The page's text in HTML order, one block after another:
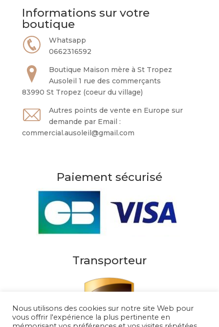
Informations sur votre
boutique
Whatsapp
0662316592
Boutique Maison mère à St Tropez
Ausoleil 1 rue des commerçants
83990 St Tropez (coeur du village)
Autres points de vente en Europe sur
demande par Email :
commercial.ausoleil@gmail.com
Paiement sécurisé
Transporteur
Nous utilisons des cookies sur notre site Web pour
vous offrir l'expérience la plus pertinente en